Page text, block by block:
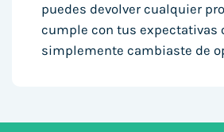
puedes devolver cualquier
cumple con tus expectativas
simplemente cambiaste de